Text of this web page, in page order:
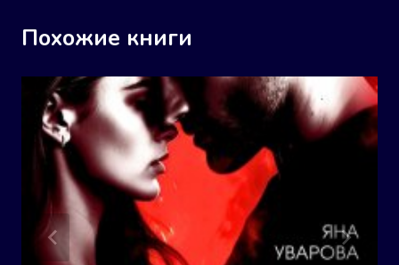
Похожие книги